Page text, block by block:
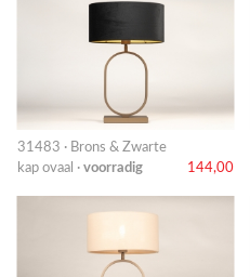
31483 · Brons & Zwarte
kap ovaal · voorradig 144,00